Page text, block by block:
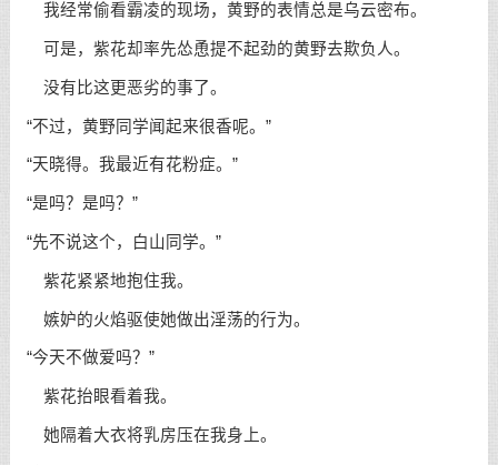
我经常偷看霸凌的现场，黄野的表情总是乌云密布。
可是，紫花却率先怂恿提不起劲的黄野去欺负人。
没有比这更恶劣的事了。
“不过，黄野同学闻起来很香呢。”
“天晓得。我最近有花粉症。”
“是吗？是吗？”
“先不说这个，白山同学。”
紫花紧紧地抱住我。
嫉妒的火焰驱使她做出淫荡的行为。
“今天不做爱吗？”
紫花抬眼看着我。
她隔着大衣将乳房压在我身上。